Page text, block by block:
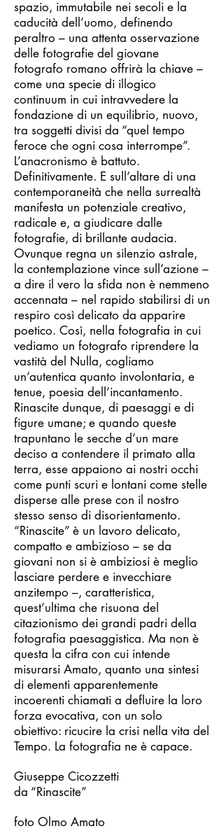
spazio, immutabile nei secoli e la
caducità dell’uomo, definendo
peraltro – una attenta osservazione
delle fotografie del giovane
fotografo romano offrirà la chiave –
come una specie di illogico
continuum in cui intravvedere la
fondazione di un equilibrio, nuovo,
tra soggetti divisi da “quel tempo
feroce che ogni cosa interrompe”.
L’anacronismo è battuto.
Definitivamente. E sull’altare di una
contemporaneità che nella surrealtà
manifesta un potenziale creativo,
radicale e, a giudicare dalle
fotografie, di brillante audacia.
Ovunque regna un silenzio astrale,
la contemplazione vince sull’azione –
a dire il vero la sfida non è nemmeno
accennata – nel rapido stabilirsi di un
respiro così delicato da apparire
poetico. Così, nella fotografia in cui
vediamo un fotografo riprendere la
vastità del Nulla, cogliamo
un’autentica quanto involontaria, e
tenue, poesia dell’incantamento.
Rinascite dunque, di paesaggi e di
figure umane; e quando queste
trapuntano le secche d’un mare
deciso a contendere il primato alla
terra, esse appaiono ai nostri occhi
come punti scuri e lontani come stelle
disperse alle prese con il nostro
stesso senso di disorientamento.
“Rinascite” è un lavoro delicato,
compatto e ambizioso – se da
giovani non si è ambiziosi è meglio
lasciare perdere e invecchiare
anzitempo –, caratteristica,
quest’ultima che risuona del
citazionismo dei grandi padri della
fotografia paesaggistica. Ma non è
questa la cifra con cui intende
misurarsi Amato, quanto una sintesi
di elementi apparentemente
incoerenti chiamati a defluire la loro
forza evocativa, con un solo
obiettivo: ricucire la crisi nella vita del
Tempo. La fotografia ne è capace.
Giuseppe Cicozzetti
da “Rinascite”
foto Olmo Amato